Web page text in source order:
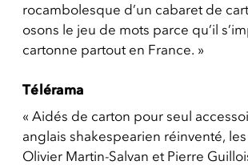
rocambolesque d’un cabaret de
osons le jeu de mots parce qu’il
cartonne partout en France. »
Télérama
« Aidés de carton pour seul
anglais shakespearien réinventé,
Olivier Martin-Salvan et Pierre